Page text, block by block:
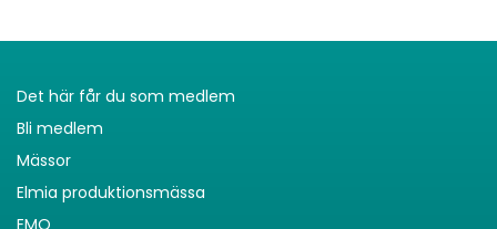
Det här får du som medlem
Bli medlem
Mässor
Elmia produktionsmässa